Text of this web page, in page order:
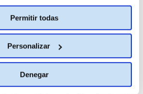
Permitir todas
Personalizar
Denegar
Por todo lo alto
103 DRAMA